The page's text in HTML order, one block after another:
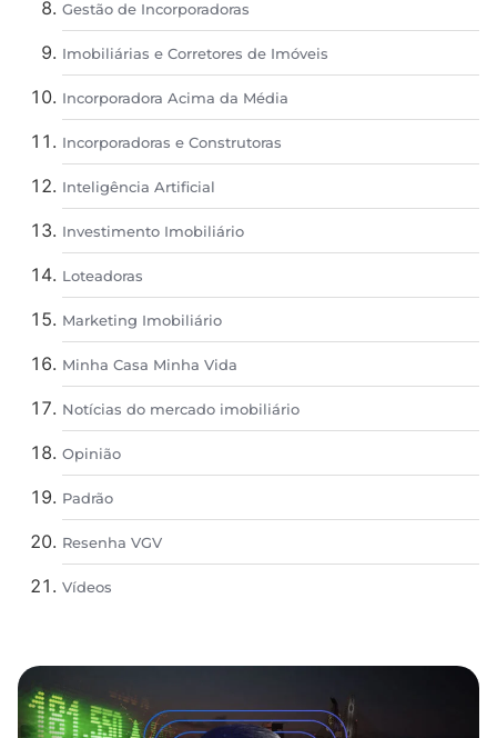
Gestão de Incorporadoras
Imobiliárias e Corretores de Imóveis
Incorporadora Acima da Média
Incorporadoras e Construtoras
Inteligência Artificial
Investimento Imobiliário
Loteadoras
Marketing Imobiliário
Minha Casa Minha Vida
Notícias do mercado imobiliário
Opinião
Padrão
Resenha VGV
Vídeos